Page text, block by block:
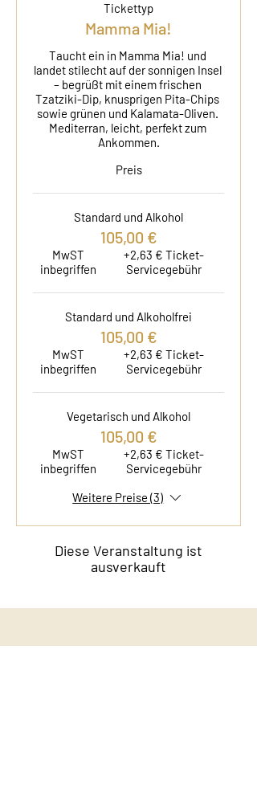
Tickettyp
Mamma Mia!
Taucht ein in Mamma Mia! und
landet stilecht auf der sonnigen Insel
– begrüßt mit einem frischen
Tzatziki-Dip, knusprigen Pita-Chips
sowie grünen und Kalamata-Oliven.
Mediterran, leicht, perfekt zum
Ankommen.
Preis
Standard und Alkohol
105,00 €
MwST
inbegriffen
+2,63 € Ticket-
Servicegebühr
Standard und Alkoholfrei
105,00 €
MwST
inbegriffen
+2,63 € Ticket-
Servicegebühr
Vegetarisch und Alkohol
105,00 €
MwST
inbegriffen
+2,63 € Ticket-
Servicegebühr
Weitere Preise (3)
Diese Veranstaltung ist
ausverkauft